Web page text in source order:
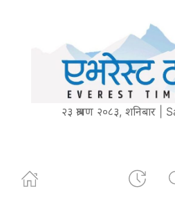
२३ श्रावण २०८३, शनिबार